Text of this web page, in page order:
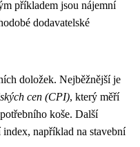
příkladem jsou nájemní
dodavatelské
doložek. Nejběžnější je
cen (CPI), který měří
koše. Další
například na stavební